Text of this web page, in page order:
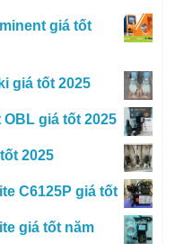
giá tốt
giá tốt 2025
giá tốt 2025
2025
C6125P giá tốt
giá tốt năm